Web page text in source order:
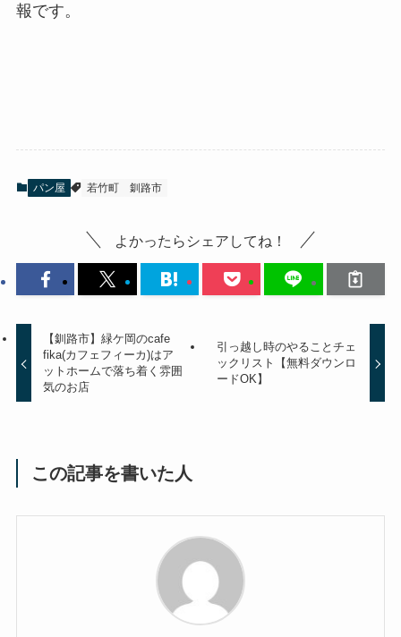
報です。
パン屋 若竹町 釧路市
よかったらシェアしてね！
【釧路市】緑ケ岡のcafe
fika(カフェフィーカ)はア
ットホームで落ち着く雰囲
気のお店
引っ越し時のやることチェ
ックリスト【無料ダウンロ
ードOK】
この記事を書いた人